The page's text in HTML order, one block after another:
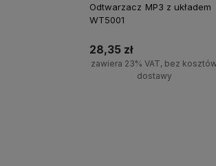
Odtwarzacz MP3 z układem
WT5001
28,35 zł
zawiera 23% VAT, bez kosztów
dostawy